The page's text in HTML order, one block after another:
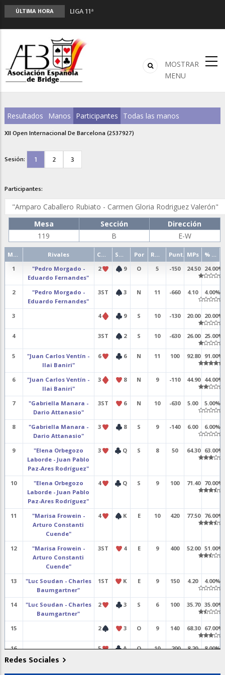
ÚLTIMA HORA
LIGA 11ª
Monitores de Bridge
ANUNCIATE EN NUESTRA REVISTA
NUEVA PROGRAMACIÓN TORNEOS FUNBRIDGE
MOSTRAR
MENU
Resultados Manos Participantes Todas las manos
XII Open Internacional De Barcelona (2537927)
Sesión: 1 2 3
Participantes:
Mesa Sección
Dirección
119
B E-W
Rivales Por Punt. MPs
1
"Pedro Morgado -
Eduardo Fernandes"
2 9 O 5 -150 24.50 24.00%
2
"Pedro Morgado -
Eduardo Fernandes"
3ST 3 N 11 -660 4.10 4.00%
3 4 9 S 10 -130 20.00 20.00%
4 3ST 2 S 10 -630 26.00 25.00%
5
"Juan Carlos Ventín -
Ilai Baniri"
6 6 N 11 100 92.80 91.00%
6
"Juan Carlos Ventín -
Ilai Baniri"
3 8 N 9 -110 44.90 44.00%
7
"Gabriella Manara -
Dario Attanasio"
3ST 6 N 10 -630 5.00 5.00%
8
"Gabriella Manara -
Dario Attanasio"
3 8 S 9 -140 6.00 6.00%
9
"Elena Orbegozo
Laborde - Juan Pablo
Paz-Ares Rodríguez"
3 Q S 8 50 64.30 63.00%
10
"Elena Orbegozo
Laborde - Juan Pablo
Paz-Ares Rodríguez"
4 Q S 9 100 71.40 70.00%
11
"Marisa Frowein -
Arturo Constanti
Cuende"
4 K E 10 420 77.50 76.00%
12
"Marisa Frowein -
Arturo Constanti
Cuende"
3ST 4 E 9 400 52.00 51.00%
13
"Luc Soudan - Charles
Baumgartner"
1ST K E 9 150 4.20 4.00%
14
"Luc Soudan - Charles
Baumgartner"
2 3 S 6 100 35.70 35.00%
15 2 3 O 9 140 68.30 67.00%
16
5
A O 10 -200 8.20 8.00%
Redes Sociales